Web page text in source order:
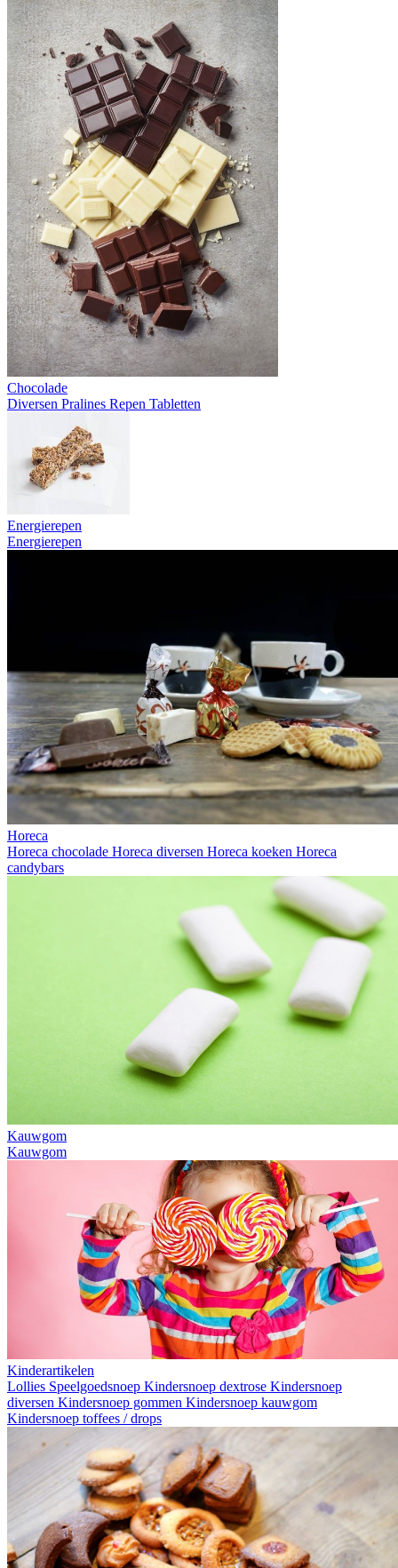
Chocolade
Diversen Pralines Repen Tabletten
Energierepen
Energierepen
Horeca
Horeca chocolade Horeca diversen Horeca koeken Horeca
candybars
Kauwgom
Kauwgom
Kinderartikelen
Lollies Speelgoedsnoep Kindersnoep dextrose Kindersnoep
diversen Kindersnoep gommen Kindersnoep kauwgom
Kindersnoep toffees / drops